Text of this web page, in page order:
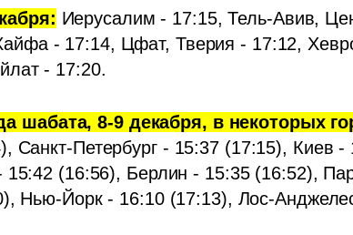
Иерусалим - 17:15, Тель-Авив,
- 17:14, Цфат, Тверия - 17:12,
- 17:20.
шабата, 8-9 декабря, в некоторых
Санкт-Петербург - 15:37 (17:15), Киев -
15:42 (16:56), Берлин - 15:35 (16:52),
Нью-Йорк - 16:10 (17:13), Лос-